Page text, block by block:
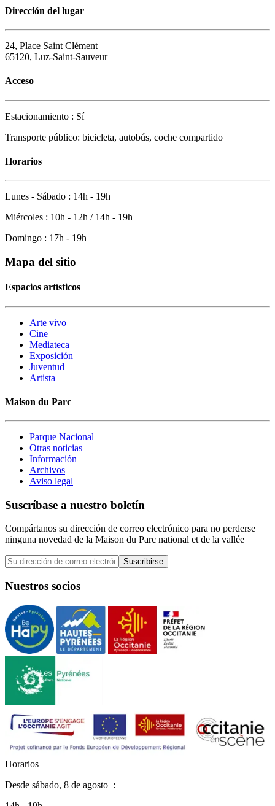
Dirección del lugar
24, Place Saint Clément
65120, Luz-Saint-Sauveur
Acceso
Estacionamiento : Sí
Transporte público: bicicleta, autobús, coche compartido
Horarios
Lunes - Sábado : 14h - 19h
Miércoles : 10h - 12h / 14h - 19h
Domingo : 17h - 19h
Mapa del sitio
Espacios artísticos
Arte vivo
Cine
Mediateca
Exposición
Juventud
Artista
Maison du Parc
Parque Nacional
Otras noticias
Información
Archivos
Aviso legal
Suscríbase a nuestro boletín
Compártanos su dirección de correo electrónico para no perderse
ninguna novedad de la Maison du Parc national et de la vallée
Suscribirse
Nuestros socios
Horarios
Desde sábado, 8 de agosto :